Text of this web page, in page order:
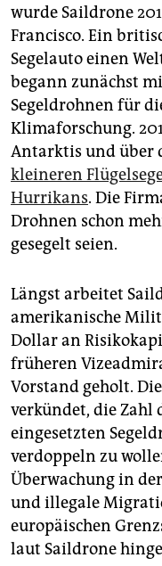
wurde Sail­drone
Francisco. Ein
Segelauto einen
begann zunächst
Segeldrohnen für
Klimaforschung.
Antarktis und über
kleineren
Hurrikans. Die
Drohnen schon
gesegelt seien.
Längst arbeitet
amerikanische
Dollar an
früheren
Vorstand geholt.
verkündet, die Zahl
eingesetzten
verdoppeln zu
Überwachung in
und illegale
europäischen
laut Saildrone